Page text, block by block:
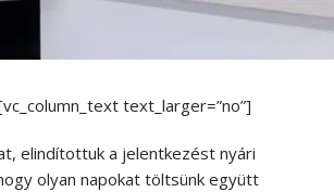
text_larger=”no”]
elindítottuk a jelentkezést nyári
olyan napokat töltsünk együtt